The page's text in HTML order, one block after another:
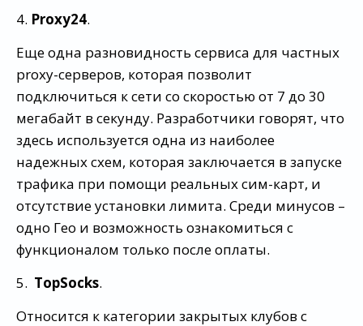
4. Proxy24.
Еще одна разновидность сервиса для частных
proxy-серверов, которая позволит
подключиться к сети со скоростью от 7 до 30
мегабайт в секунду. Разработчики говорят, что
здесь используется одна из наиболее
надежных схем, которая заключается в запуске
трафика при помощи реальных сим-карт, и
отсутствие установки лимита. Среди минусов –
одно Гео и возможность ознакомиться с
функционалом только после оплаты.
5. TopSocks.
Относится к категории закрытых клубов с